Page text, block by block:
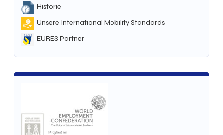
Historie
Unsere International Mobility Standards
EURES Partner